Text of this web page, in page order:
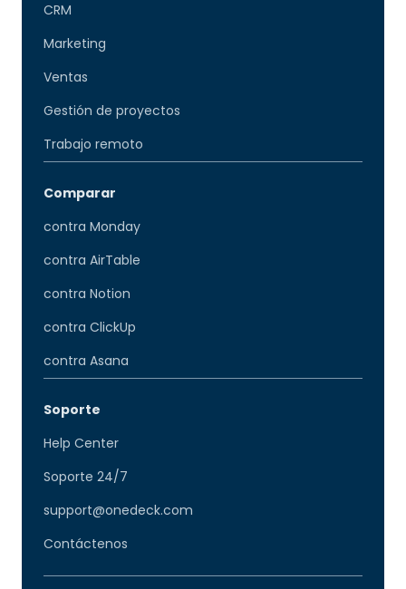
CRM
Marketing
Ventas
Gestión de proyectos
Trabajo remoto
Comparar
contra Monday
contra AirTable
contra Notion
contra ClickUp
contra Asana
Soporte
Help Center
Soporte 24/7
support@onedeck.com
Contáctenos